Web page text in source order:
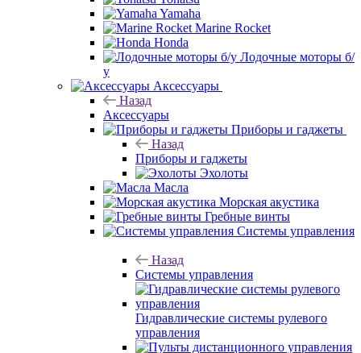
Yamaha
Marine Rocket
Honda
Лодочные моторы б/
у
Аксессуары
Назад
Аксессуары
Приборы и гаджеты
Назад
Приборы и гаджеты
Эхолоты
Масла
Морская акустика
Гребные винты
Системы управления
Назад
Системы управления
Гидравлические системы рулевого
управления